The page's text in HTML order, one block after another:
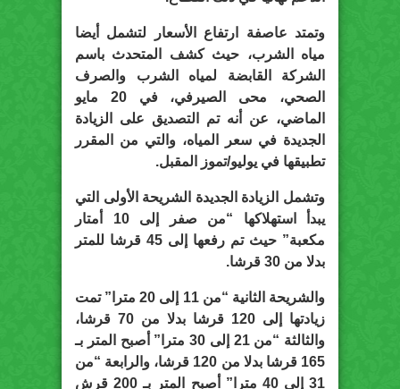
وتمتد عاصفة ارتفاع الأسعار لتشمل أيضا
مياه الشرب، حيث كشف المتحدث باسم
الشركة القابضة لمياه الشرب والصرف
الصحي، محى الصيرفي، في 20 مايو
الماضي، عن أنه تم التصديق على الزيادة
الجديدة في سعر المياه، والتي من المقرر
تطبيقها في يوليو/تموز المقبل.
وتشمل الزيادة الجديدة الشريحة الأولى التي
يبدأ استهلاكها “من صفر إلى 10 أمتار
مكعبة” حيث تم رفعها إلى 45 قرشا للمتر
بدلا من 30 قرشا.
والشريحة الثانية “من 11 إلى 20 مترا” تمت
زيادتها إلى 120 قرشا بدلا من 70 قرشا،
والثالثة “من 21 إلى 30 مترا” أصبح المتر بـ
165 قرشا بدلا من 120 قرشا، والرابعة “من
31 إلى 40 مترا” أصبح المتر بـ 200 قرش